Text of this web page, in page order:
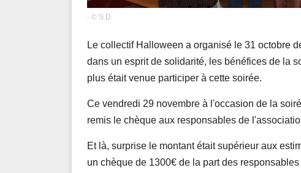
- © S.D
Le collectif Halloween a organisé le 31 octobre
dans un esprit de solidarité, les bénéfices de la
plus était venue participer à cette soirée.
Ce vendredi 29 novembre à l'occasion de la
remis le chèque aux responsables de
Et là, surprise le montant était supérieur aux
un chèque de 1300€ de la part des